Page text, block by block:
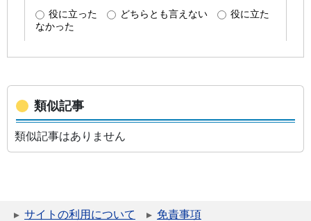
類似記事
類似記事はありません
サイトの利用について
免責事項